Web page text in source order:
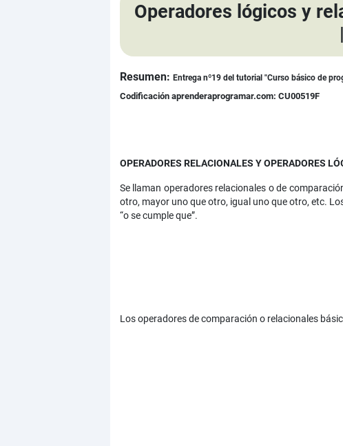
Operadores lógicos y
Detalles
Resumen: Entrega nº19 del tutorial "Curso básico de
Codificación aprenderaprogramar.com: CU00519F
OPERADORES RELACIONALES Y OPERADORES
Se llaman operadores relacionales o de
otro, mayor uno que otro, igual uno que otro, etc.
“o se cumple que”.
Los operadores de comparación o relacionales